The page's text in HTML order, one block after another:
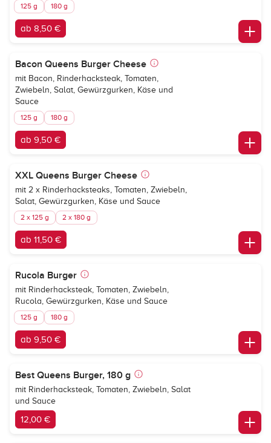
125 g 180 g
ab 8,50 €
Bacon Queens Burger Cheese
mit Bacon, Rinderhacksteak, Tomaten,
Zwiebeln, Salat, Gewürzgurken, Käse und
Sauce
125 g 180 g
ab 9,50 €
XXL Queens Burger Cheese
mit 2 x Rinderhacksteaks, Tomaten, Zwiebeln,
Salat, Gewürzgurken, Käse und Sauce
2 x 125 g 2 x 180 g
ab 11,50 €
Rucola Burger
mit Rinderhacksteak, Tomaten, Zwiebeln,
Rucola, Gewürzgurken, Käse und Sauce
125 g 180 g
ab 9,50 €
Best Queens Burger, 180 g
mit Rinderhacksteak, Tomaten, Zwiebeln, Salat
und Sauce
12,00 €